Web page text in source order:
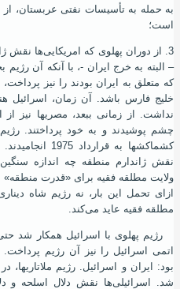
به حمله به تأسیسات نفتی عربستان، از
‌است؛
3. از دوران پهلوی که امریکایی‌ها نقش
– البته به خرج ایران -، با آنکه آن
که متعلق به ایران بودند را نیز
خلیج فارس باشد. آن زمان، اسرائیل
نداشت. از زمانی ببعد، مصریها نیز
چشم پوشیدند و به خود پرداختند.
کشماکشها به
نقش ﮊاندارم منطقه چه اندازه
ولایت مطلقه فقیه برای «قدرت
ازای تحمل این بار، نه رﮊیم شاه
مطلقه فقیه عاید می‌کند.
رﮊیم پهلوی با اسرائیل همکار شد
اتمی اسرائیل را نیز آن رﮊیم
بود: ایران و اسرائیل. رﮊیم
شد. اسرائیلی‌ها نقش دلال اسلحه و